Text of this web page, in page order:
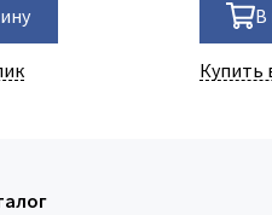
В
Купить